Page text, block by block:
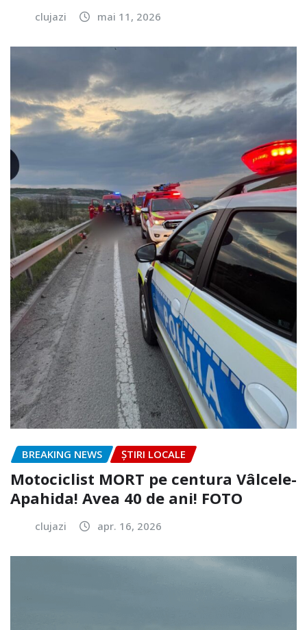
clujazi mai 11, 2026
BREAKING NEWS ȘTIRI LOCALE
Motociclist MORT pe centura Vâlcele-
Apahida! Avea 40 de ani! FOTO
clujazi apr. 16, 2026